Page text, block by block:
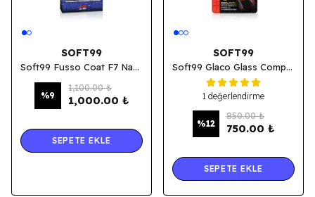
SOFT99
Soft99 Fusso Coat F7 Nano Boya Koruma Cila 300 Ml.
%9
1,100.00 ₺
1,000.00 ₺
SEPETE EKLE
SOFT99
Soft99 Glaco Glass Compound Roll On Cam Temizleyici Pasta 100ml.
1 değerlendirme
%12
850.00 ₺
750.00 ₺
SEPETE EKLE